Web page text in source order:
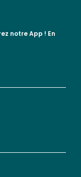
notre App ! En